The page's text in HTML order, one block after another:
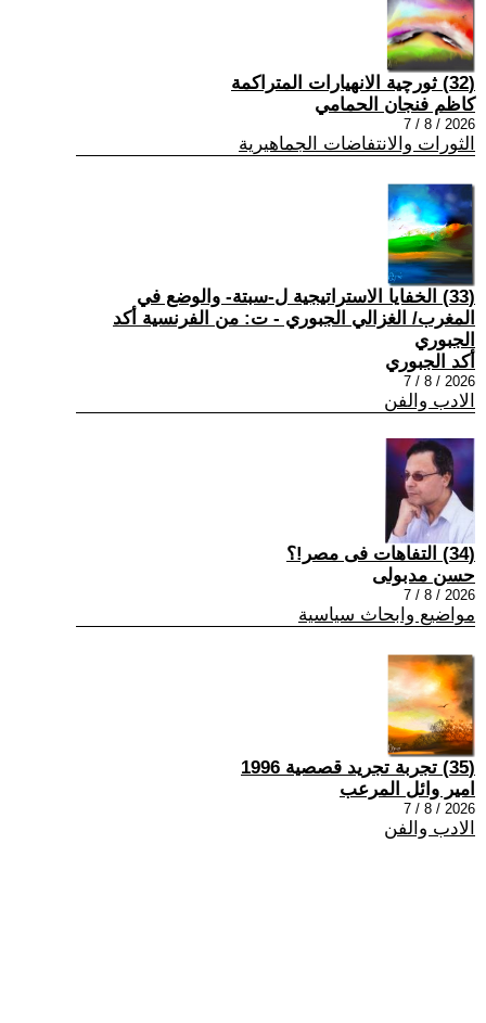
(32) ثورچية الانهيارات المتراكمة
كاظم فنجان الحمامي
2026 / 8 / 7
الثورات والانتفاضات الجماهيرية
(33) الخفايا الاستراتيجية ل-سبتة- والوضع في
المغرب/ الغزالي الجبوري - ت: من الفرنسية أكد
الجبوري
أكد الجبوري
2026 / 8 / 7
الادب والفن
(34) التفاهات فى مصر!؟
حسن مدبولى
2026 / 8 / 7
مواضيع وابحاث سياسية
(35) تجربة تجريد قصصية 1996
امير وائل المرعب
2026 / 8 / 7
الادب والفن